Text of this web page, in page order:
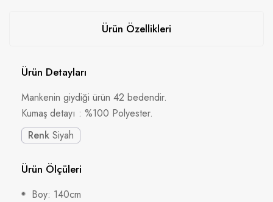
Ürün Özellikleri
Ürün Detayları
Mankenin giydiği ürün 42 bedendir.
Kumaş detayı : %100 Polyester.
Renk Siyah
Ürün Ölçüleri
Boy: 140cm